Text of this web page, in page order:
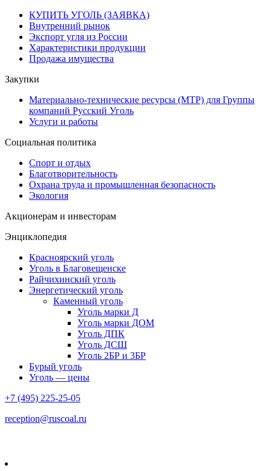
КУПИТЬ УГОЛЬ (ЗАЯВКА)
Внутренний рынок
Экспорт угля из России
Характеристики продукции
Продажа имущества
Закупки
Материально-технические ресурсы (МТР) для Группы
компаний Русский Уголь
Услуги и работы
Социальная политика
Спорт и отдых
Благотворительность
Охрана труда и промышленная безопасность
Экология
Акционерам и инвесторам
Энциклопедия
Красноярский уголь
Уголь в Благовещенске
Райчихинский уголь
Энергетический уголь
Каменный уголь
Уголь марки Д
Уголь марки ДОМ
Уголь ДПК
Уголь ДСШ
Уголь 2БР и 3БР
Бурый уголь
Уголь — цены
+7 (495) 225-25-05
reception@ruscoal.ru